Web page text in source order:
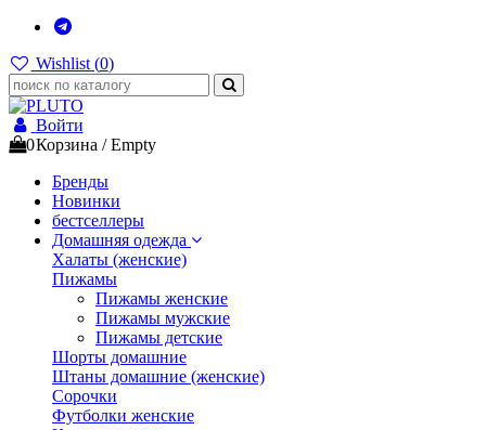
Wishlist (0)
Войти
0Корзина /Empty
Бренды
Новинки
бестселлеры
Домашняя одежда
Халаты (женские)
Пижамы
Пижамы женские
Пижамы мужские
Пижамы детские
Шорты домашние
Штаны домашние (женские)
Сорочки
Футболки женские